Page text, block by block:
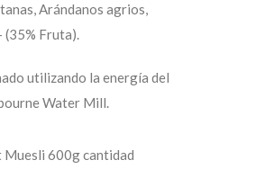
Arándanos agrios,
(35% Fruta).
utilizando la energía del
Water Mill.
Muesli 600g cantidad